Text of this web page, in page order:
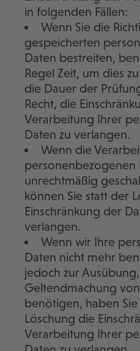
in folgenden Fällen:
Wenn Sie die
gespeicherten
Daten bestreiten,
Regel Zeit, um dies
die Dauer der
Recht, die
Verarbeitung Ihrer
Daten zu verlangen.
Wenn die
personenbezogenen
unrechtmäßig
können Sie statt der
Einschränkung der
verlangen.
Wenn wir Ihre
Daten nicht mehr
jedoch zur
Geltendmachung
benötigen, haben
Löschung die
Verarbeitung Ihrer